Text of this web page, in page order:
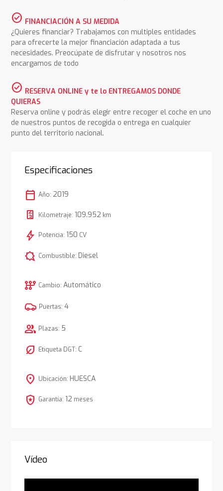
check_circle FINANCIACIÓN A SU MEDIDA
¿Quieres financiar? Trabajamos con multiples entidades
para ofrecerte la mejor financiación adaptada a tus
necesidades. Preocúpate de disfrutar y nosotros nos
encargamos de todo
check_circle RESERVA ONLINE y te lo ENTREGAMOS DONDE
QUIERAS
Reserva online y podrás elegir entre recoger el coche en uno
de nuestros puntos de recogida o entrega en cualquier
punto del territorio nacional.
Especificaciones
calendar_today Año: 2019
Kilometraje: 109.952 km
bolt Potencia: 150 CV
comic_bubble Combustible: Diesel
auto_transmission Cambio: Automático
Puertas: 4
group Plazas: 5
nest_eco_leaf Etiqueta DGT: C
location_on Ubicación: HUESCA
local_police Garantía: 12 meses
Vídeo